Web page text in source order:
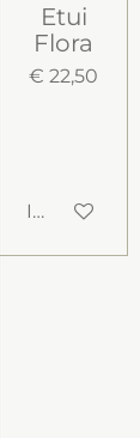
Etui
Flora
€ 22,50
In